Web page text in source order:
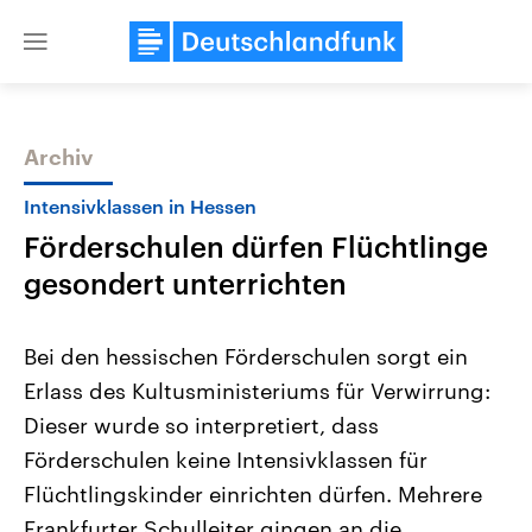
Close
Themen
Landtagswahl Sachsen-Anhalt
2026
Alle Informationen
Sachsen-Anhalt wählt am 6.
September 2026 einen neuen
Landtag. Seit 2021 wird das
Bundesland von einer Koalition aus
USA
Aktuelle Beiträge,
Hintergründe
Wirtschaftlich und
gehören die Vereinigten
den mächtigsten Ländern
mit großem Einfluss auf
Archiv
Intensivklassen in Hessen
Förderschulen dürfen Flüchtlinge
gesondert unterrichten
Bei den hessischen Förderschulen sorgt ein
Erlass des Kultusministeriums für Verwirrung:
Dieser wurde so interpretiert, dass
Förderschulen keine Intensivklassen für
Flüchtlingskinder einrichten dürfen. Mehrere